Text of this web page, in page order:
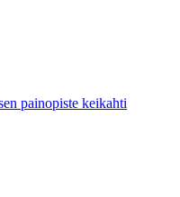
painopiste keikahti